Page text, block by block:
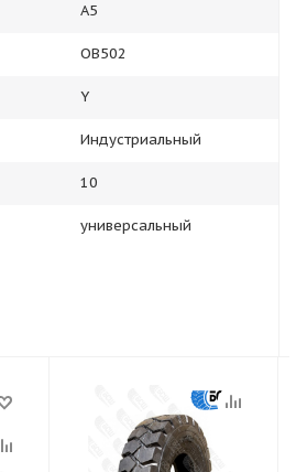
A5
ОВ502
Y
Индустриальный
10
универсальный